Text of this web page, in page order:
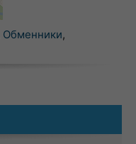
Обменники,